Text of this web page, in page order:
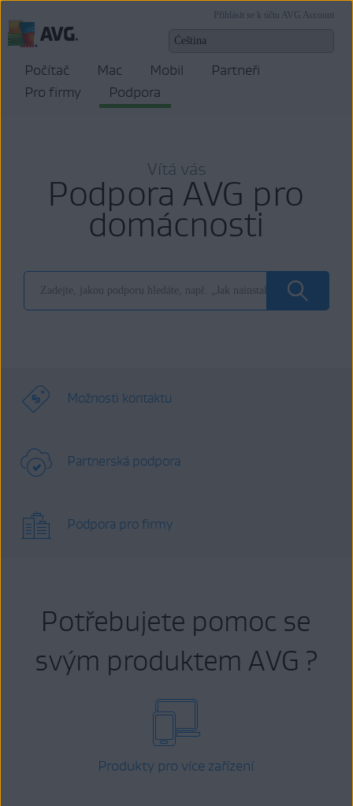
Přihlásit se k účtu AVG Account
Počítač Mac Mobil
Partneři
Pro firmy
Podpora
Vítá vás
Podpora AVG pro
domácnosti
Možnosti kontaktu
Partnerská podpora
Podpora pro firmy
Potřebujete pomoc se
svým produktem AVG ?
Produkty pro více zařízení